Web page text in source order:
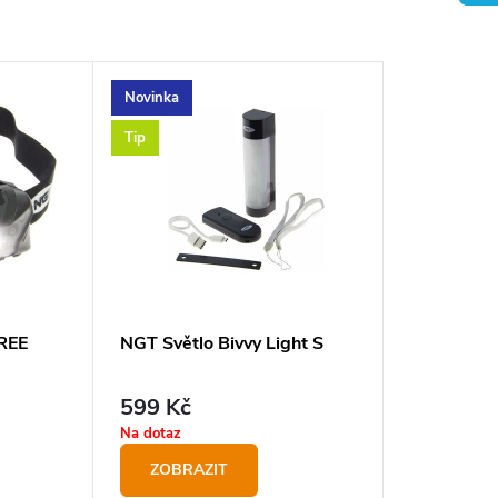
Novinka
Tip
NGT Světlo Bivvy Light S
599 Kč
Na dotaz
ZOBRAZIT